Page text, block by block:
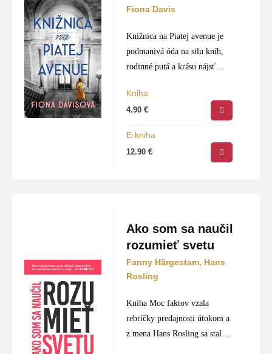
Fiona Davis
Knižnica na Piatej avenue je
podmanivá óda na silu kníh,
rodinné putá a krásu nájsť
Veľkolepé prostredie ikonickej
knižnice v New Yorku ožíva
naprieč generáciami, pretože…
Kniha
4.90€
E-kniha
12.90€
Ako som sa naučil
rozumieť svetu
Fanny Härgestam, Hans
Rosling
Kniha Moc faktov vzala
rebríčky predajnosti útokom a
z mena Hans Rosling sa stal